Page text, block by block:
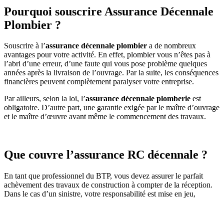
Pourquoi souscrire Assurance Décennale
Plombier ?
Souscrire à l’assurance décennale plombier a de nombreux
avantages pour votre activité. En effet, plombier vous n’êtes pas à
l’abri d’une erreur, d’une faute qui vous pose problème quelques
années après la livraison de l’ouvrage. Par la suite, les conséquences
financières peuvent complètement paralyser votre entreprise.
Par ailleurs, selon la loi, l’assurance décennale plomberie est
obligatoire. D’autre part, une garantie exigée par le maître d’ouvrage
et le maître d’œuvre avant même le commencement des travaux.
Que couvre l’assurance RC décennale ?
En tant que professionnel du BTP, vous devez assurer le parfait
achèvement des travaux de construction à compter de la réception.
Dans le cas d’un sinistre, votre responsabilité est mise en jeu,